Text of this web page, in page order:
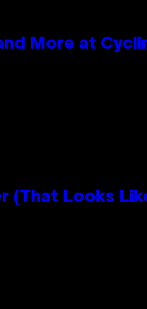
More at
(That Looks